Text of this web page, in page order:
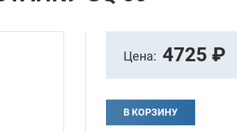
Цена: 4725 ₽
В КОРЗИНУ